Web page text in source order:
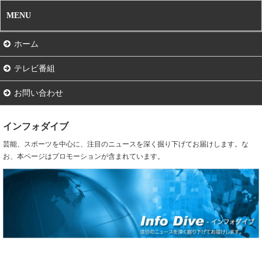
MENU
ホーム
テレビ番組
お問い合わせ
インフォダイブ
芸能、スポーツを中心に、注目のニュースを深く掘り下げてお届けします。な
お、本ページはプロモーションが含まれています。